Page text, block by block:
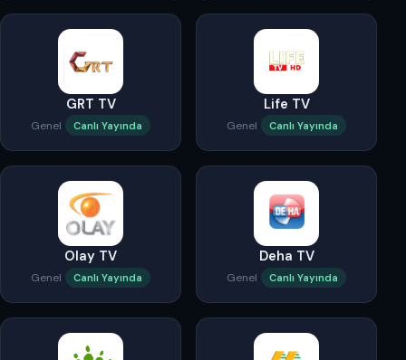
GRT TV
Genel Canlı Yayında
Life TV
Genel Canlı Yayında
Olay TV
Genel Canlı Yayında
Deha TV
Genel Canlı Yayında